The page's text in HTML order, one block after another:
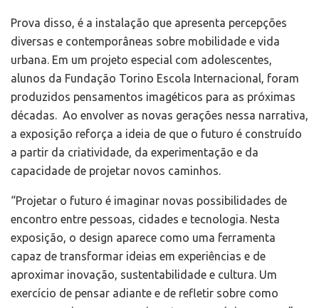
Prova disso, é a instalação que apresenta percepções
diversas e contemporâneas sobre mobilidade e vida
urbana. Em um projeto especial com adolescentes,
alunos da Fundação Torino Escola Internacional, foram
produzidos pensamentos imagéticos para as próximas
décadas. Ao envolver as novas gerações nessa narrativa,
a exposição reforça a ideia de que o futuro é construído
a partir da criatividade, da experimentação e da
capacidade de projetar novos caminhos.
“Projetar o futuro é imaginar novas possibilidades de
encontro entre pessoas, cidades e tecnologia. Nesta
exposição, o design aparece como uma ferramenta
capaz de transformar ideias em experiências e de
aproximar inovação, sustentabilidade e cultura. Um
exercício de pensar adiante e de refletir sobre como